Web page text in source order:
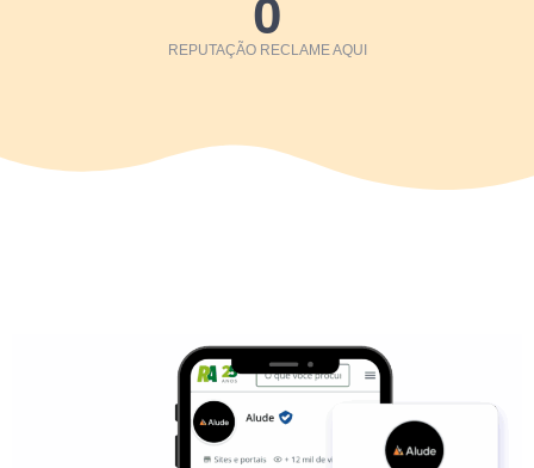
REPUTAÇÃO RECLAME AQUI
0